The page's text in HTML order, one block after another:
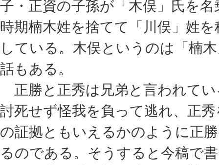
子・正資の子孫が「木俣」氏を
時期楠木姓を捨てて「川俣」姓
している。木俣というのは「楠
話もある。
正勝と正秀は兄弟と言われて
討死せず怪我を負って逃れ、正
の証拠ともいえるかのように正
るのである。そうすると今稿で